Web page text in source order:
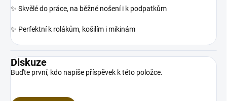
✨ Skvělé do práce, na běžné nošení i k podpatkům
✨ Perfektní k rolákům, košilím i mikinám
Diskuze
Buďte první, kdo napíše příspěvek k této položce.